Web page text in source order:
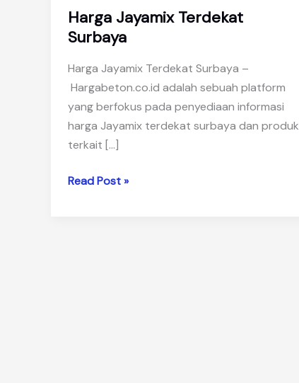
Harga Jayamix Terdekat
Surbaya
Harga Jayamix Terdekat Surbaya –
Hargabeton.co.id adalah sebuah platform
yang berfokus pada penyediaan informasi
harga Jayamix terdekat surbaya dan produk
terkait […]
Harga
Read Post »